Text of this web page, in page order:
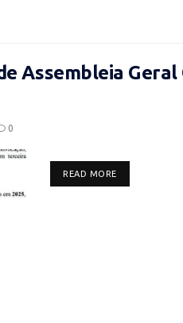
Assembleia
0
READ MOREDETAILS